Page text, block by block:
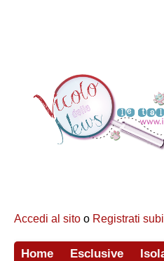
Accedi al sito o Registrati
Home Esclusive